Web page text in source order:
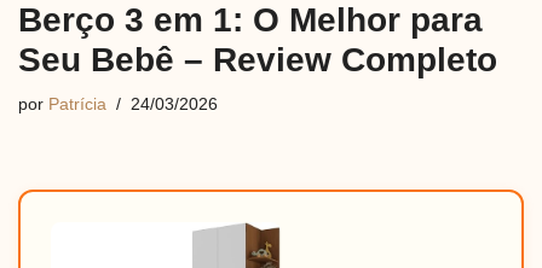
Berço 3 em 1: O Melhor para
Seu Bebê – Review Completo
por Patrícia 24/03/2026